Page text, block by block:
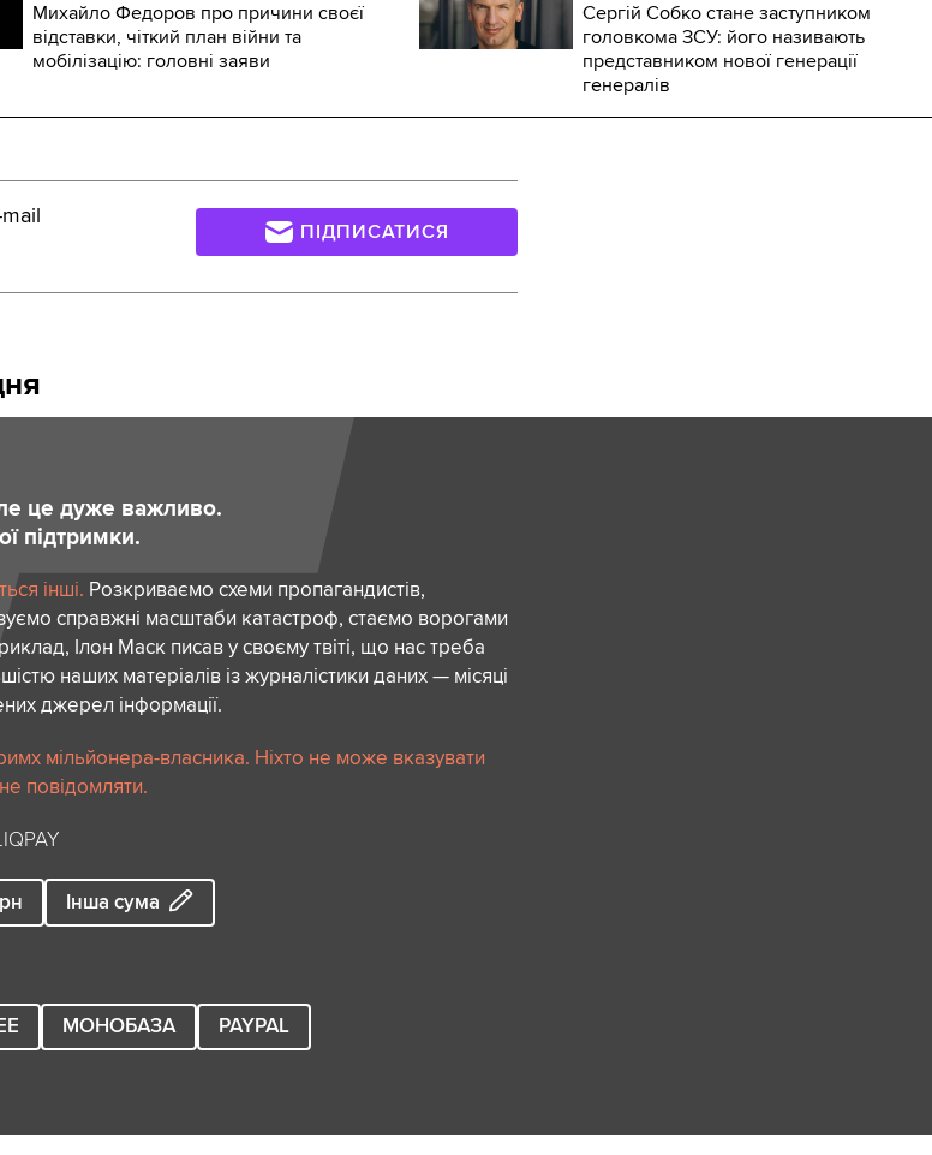
Михайло Федоров про причини своєї
відставки, чіткий план війни та
мобілізацію: головні заяви
Сергій Собко стане заступником
головкома ЗСУ: його називають
представником нової генерації
генералів
ПІДПИСАТИСЯ
це дуже важливо.
підтримки.
інші. Розкриваємо схеми пропагандистів,
справжні масштаби катастроф, стаємо ворогами
Ілон Маск писав у своєму твіті, що нас треба
наших матеріалів із журналістики даних — місяці
джерел інформації.
мільйонера-власника. Ніхто не може вказувати
повідомляти.
Інша сума
МОНОБАЗА PAYPAL